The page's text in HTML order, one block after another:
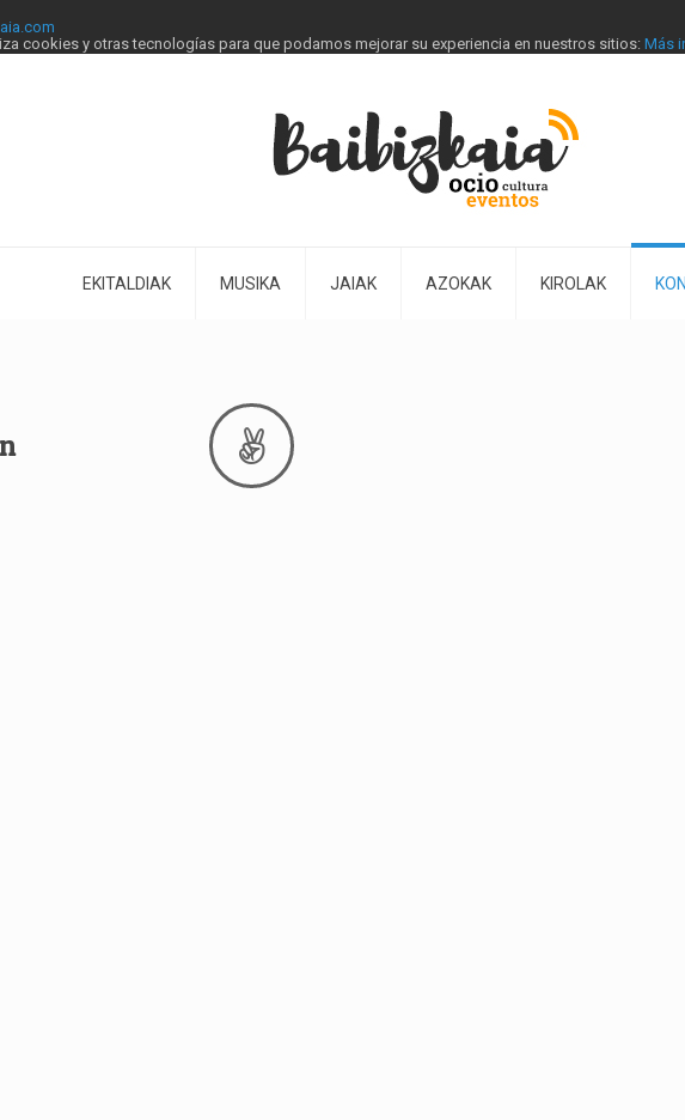
EKITALDIAK MUSIKA JAIAK AZOKAK KIROLAK
cookies y otras tecnologías para que podamos mejorar su experiencia en nuestros sitios: Más